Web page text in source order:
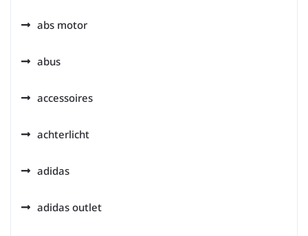
abs motor
abus
accessoires
achterlicht
adidas
adidas outlet